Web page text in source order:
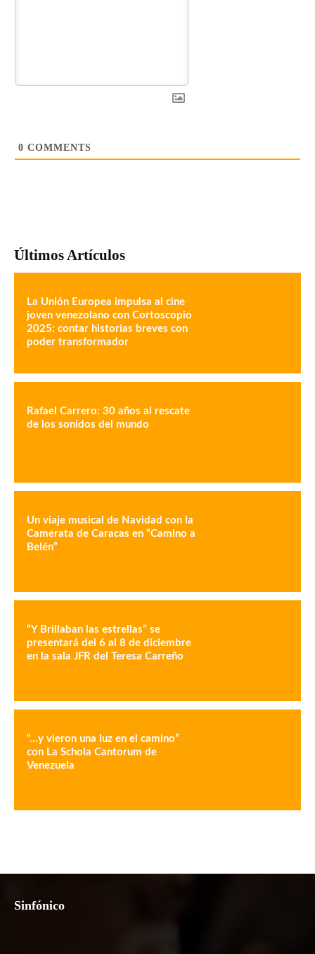
0 COMMENTS
Últimos Artículos
La Unión Europea impulsa al cine
joven venezolano con Cortoscopio
2025: contar historias breves con
poder transformador
Rafael Carrero: 30 años al rescate
de los sonidos del mundo
Un viaje musical de Navidad con la
Camerata de Caracas en “Camino a
Belén”
“Y Brillaban las estrellas” se
presentará del 6 al 8 de diciembre
en la sala JFR del Teresa Carreño
“…y vieron una luz en el camino”
con La Schola Cantorum de
Venezuela
Sinfónico